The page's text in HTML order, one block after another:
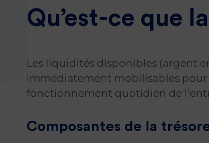
Qu’est-ce que
Les liquidités disponibles (argent
immédiatement mobilisables pour
fonctionnement quotidien de
Composantes de la